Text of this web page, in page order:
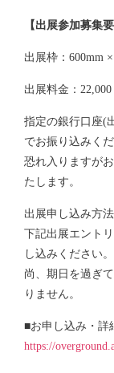
【出展参加募集要
出展枠：600mm
出展料金：
指定の銀行口座(
でお振り込みくだ
恐れ入りますが
たします。
出展申し込み方法
下記出展エント
し込みください。
尚、期日を過ぎ
りません。
■お申し込み・詳
https://